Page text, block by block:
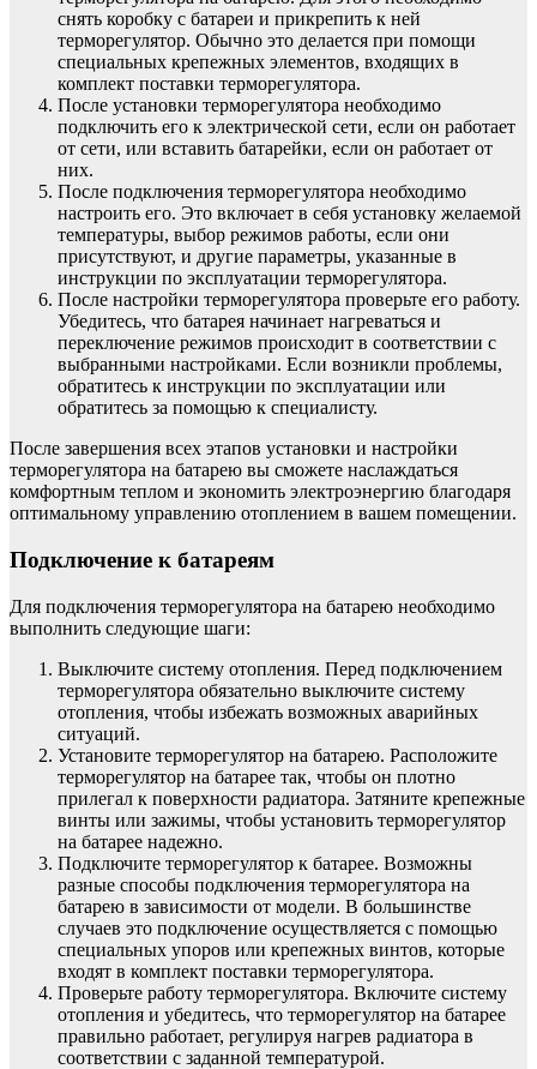
снять коробку с батареи и прикрепить к ней
терморегулятор. Обычно это делается при помощи
специальных крепежных элементов, входящих в
комплект поставки терморегулятора.
После установки терморегулятора необходимо
подключить его к электрической сети, если он работает
от сети, или вставить батарейки, если он работает от
них.
После подключения терморегулятора необходимо
настроить его. Это включает в себя установку желаемой
температуры, выбор режимов работы, если они
присутствуют, и другие параметры, указанные в
инструкции по эксплуатации терморегулятора.
После настройки терморегулятора проверьте его работу.
Убедитесь, что батарея начинает нагреваться и
переключение режимов происходит в соответствии с
выбранными настройками. Если возникли проблемы,
обратитесь к инструкции по эксплуатации или
обратитесь за помощью к специалисту.
После завершения всех этапов установки и настройки
терморегулятора на батарею вы сможете наслаждаться
комфортным теплом и экономить электроэнергию благодаря
оптимальному управлению отоплением в вашем помещении.
Подключение к батареям
Для подключения терморегулятора на батарею необходимо
выполнить следующие шаги:
Выключите систему отопления. Перед подключением
терморегулятора обязательно выключите систему
отопления, чтобы избежать возможных аварийных
ситуаций.
Установите терморегулятор на батарею. Расположите
терморегулятор на батарее так, чтобы он плотно
прилегал к поверхности радиатора. Затяните крепежные
винты или зажимы, чтобы установить терморегулятор
на батарее надежно.
Подключите терморегулятор к батарее. Возможны
разные способы подключения терморегулятора на
батарею в зависимости от модели. В большинстве
случаев это подключение осуществляется с помощью
специальных упоров или крепежных винтов, которые
входят в комплект поставки терморегулятора.
Проверьте работу терморегулятора. Включите систему
отопления и убедитесь, что терморегулятор на батарее
правильно работает, регулируя нагрев радиатора в
соответствии с заданной температурой.